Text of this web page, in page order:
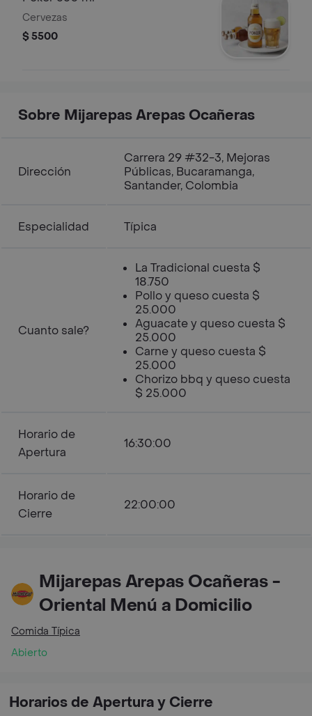
Cervezas
$ 5500
Sobre Mijarepas Arepas Ocañeras
Dirección
Carrera 29 #32-3, Mejoras
Públicas, Bucaramanga,
Santander, Colombia
Especialidad Típica
Cuanto sale?
La Tradicional cuesta $
18.750
Pollo y queso cuesta $
25.000
Aguacate y queso cuesta $
25.000
Carne y queso cuesta $
25.000
Chorizo bbq y queso cuesta
$ 25.000
Horario de
Apertura
16:30:00
Horario de
Cierre
22:00:00
Mijarepas Arepas Ocañeras -
Oriental Menú a Domicilio
Comida Típica
Abierto
Horarios de Apertura y Cierre